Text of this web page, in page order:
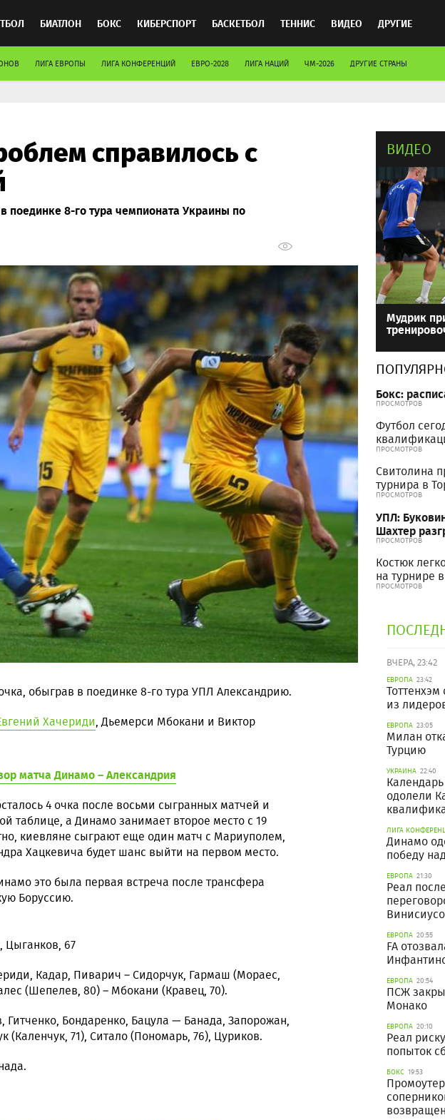
БИАТЛОН БОКС КИБЕРСПОРТ БАСКЕТБОЛ ТЕННИС ВИДЕО ДРУГИЕ
АВТОСПОРТЛИГА ЕВРОПЫ ЛИГА КОНФЕРЕНЦИЙ ЕВРО-2028 ЛИГА НАЦИЙ ЧМ-2026 ДРУГИЕ СТРАНЫ
справилось с
8-го тура чемпионата Украины по
обыграв в поединке 8-го тура УПЛ Александрию.
Хачериди, Дьемерси Мбокани и Виктор
матча Динамо – Александрия
4 очка после восьми сыгранных матчей и
таблице, а Динамо занимает второе место с 19
киевляне сыграют еще один матч с Мариуполем,
Хацкевича будет шанс выйти на первом место.
это была первая встреча после трансфера
Боруссию.
Цыганков, 67
Кадар, Пиварич – Сидорчук, Гармаш (Мораес,
(Шепелев, 80) – Мбокани (Кравец, 70).
Бондаренко, Бацула — Банада, Запорожан,
(Каленчук, 71), Ситало (Пономарь, 76), Цуриков.
ВИДЕО
Мудрик
Бокс:
ПРОСМОТРОВ
Футбол
ПРОСМОТРОВ
Свитолина
турнира в
ПРОСМОТРОВ
УПЛ:
Шахтер
ПРОСМОТРОВ
Костюк
на турнире
ПРОСМОТРОВ
ВЧЕРА, 23:42
ЕВРОПА 23:42
из
ЕВРОПА 23:05
Милан
Турцию
УКРАИНА 22:40
одолели
ЛИГА
Динамо
победу
ЕВРОПА 21:30
Реал
ЕВРОПА 20:55
FA
ЕВРОПА 20:54
ПСЖ
Монако
ЕВРОПА 20:10
Реал
попыток
БОКС 19:53